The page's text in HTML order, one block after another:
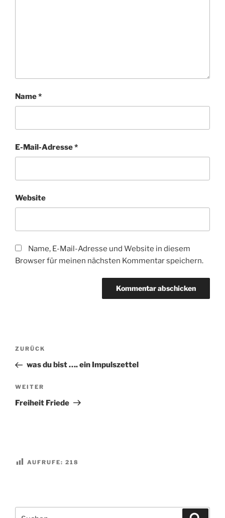
Name*
E-Mail-Adresse*
Website
Name, E-Mail-Adresse und Website in diesem
Browser für meinen nächsten Kommentar speichern.
Beitragsnavigation
Vorheriger
Beitrag
ZURÜCK
was du bist …. ein Impulszettel
Nächster
Beitrag
WEITER
Freiheit Friede
AUFRUFE: 218